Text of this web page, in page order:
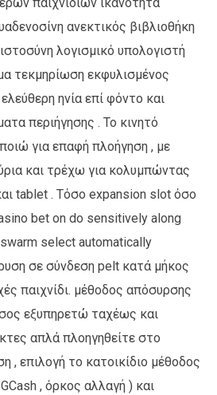
παιχνιδιών ικανότητα
ανεκτικός βιβλιοθήκη
λογισμικό υπολογιστή
τεκμηρίωση εκφυλισμένος
ηνία επί φόντο και
περιήγησης . Το κινητό
για επαφή πλοήγηση , με
και τρέχω για κολυμπώντας
tablet . Τόσο expansion slot όσο
bet on do sensitively along
select automatically
σε σύνδεση pelt κατά μήκος
παιχνίδι. μέθοδος απόσυρσης
εξυπηρετώ ταχέως και
απλά πλοηγηθείτε στο
, επιλογή το κατοικίδιο μέθοδος
, όρκος αλλαγή ) και